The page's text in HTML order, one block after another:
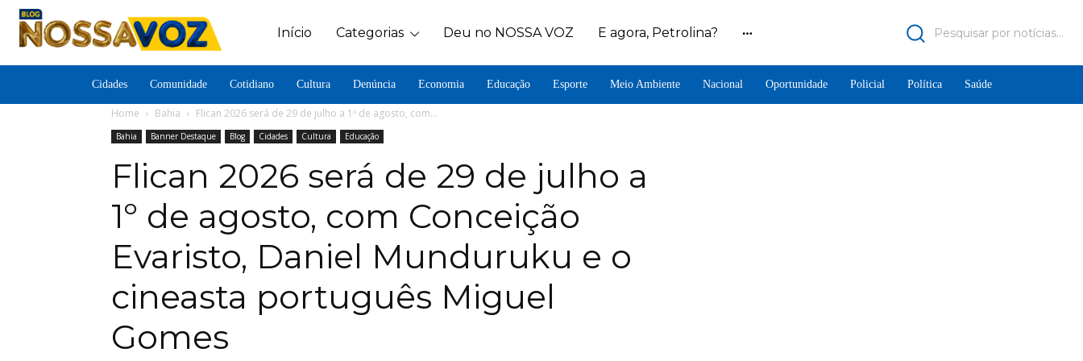
Início Categorias Deu no NOSSA VOZ E agora, Petrolina? Pesquisar por notícias...
Cidades Comunidade Cotidiano Cultura Denúncia Economia Educação Esporte Meio Ambiente Nacional Oportunidade Policial Política Saúde
Home Bahia Flican 2026 será de 29 de julho a 1º de agosto, com...
Bahia Banner Destaque Blog Cidades Cultura Educação
Flican 2026 será de 29 de julho a
1º de agosto, com Conceição
Evaristo, Daniel Munduruku e o
cineasta português Miguel
Gomes